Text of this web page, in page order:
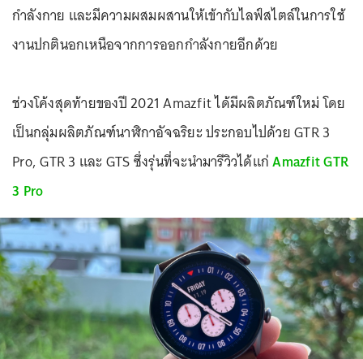
กำลังกาย และมีความผสมผสานให้เข้ากับไลฟ์สไตล์ในการใช้
งานปกตินอกเหนือจากการออกกำลังกายอีกด้วย
ช่วงโค้งสุดท้ายของปี 2021 Amazfit ได้มีผลิตภัณฑ์ใหม่ โดย
เป็นกลุ่มผลิตภัณฑ์นาฬิกาอัจฉริยะ ประกอบไปด้วย GTR 3
Pro, GTR 3 และ GTS ซึ่งรุ่นที่จะนำมารีวิวได้แก่Amazfit GTR
3 Pro